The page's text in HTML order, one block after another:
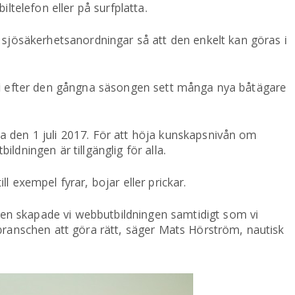
eller på surfplatta.
så att den enkelt kan göras i
den gångna säsongen sett många nya båtägare
den 1 juli 2017. För att höja kunskapsnivån om
är tillgänglig för alla.
exempel fyrar, bojar eller prickar.
skapade vi webbutbildningen samtidigt som vi
att göra rätt, säger Mats Hörström, nautisk